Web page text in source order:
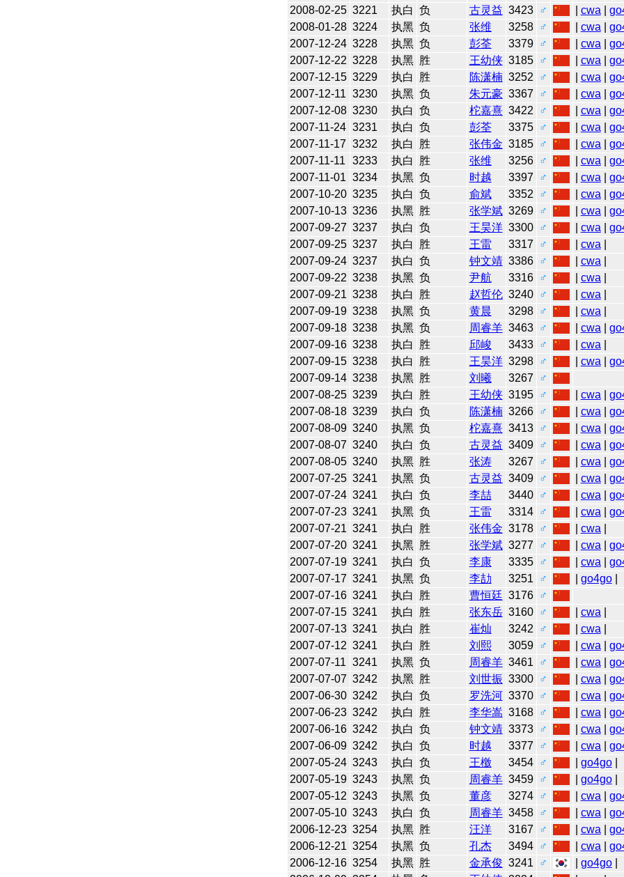
2008-02-25 3221 执白 负 古灵益 3423 ♂ cwa
2008-01-28 3224 执黑 负 张维 3258 ♂ cwa
2007-12-24 3228 执黑 负 彭荃 3379 ♂ cwa
2007-12-22 3228 执黑 胜 王幼侠 3185 ♂ cwa
2007-12-15 3229 执白 胜 陈潇楠 3252 ♂ cwa
2007-12-11 3230 执黑 负 朱元豪 3367 ♂ cwa
2007-12-08 3230 执白 负 柁嘉熹 3422 ♂ cwa
2007-11-24 3231 执白 负 彭荃 3375 ♂ cwa
2007-11-17 3232 执白 胜 张伟金 3185 ♂ cwa
2007-11-11
3233 执白 胜 张维 3256 ♂ cwa
2007-11-01 3234 执黑 负 时越 3397 ♂ cwa
2007-10-20 3235 执白 负 俞斌 3352 ♂ cwa
2007-10-13 3236 执黑 胜 张学斌 3269 ♂ cwa
2007-09-27 3237 执白 负 王昊洋 3300 ♂ cwa
2007-09-25 3237 执白 胜 王雷 3317 ♂ cwa
2007-09-24 3237 执白 负 钟文靖 3386 ♂ cwa
2007-09-22 3238 执黑 负 尹航 3316 ♂ cwa
2007-09-21 3238 执白 胜 赵哲伦 3240 ♂ cwa
2007-09-19 3238 执黑 负 黄晨 3298 ♂ cwa
2007-09-18 3238 执黑 负 周睿羊 3463 ♂ cwa
2007-09-16 3238 执白 胜 邱峻 3433 ♂ cwa
2007-09-15 3238 执白 胜 王昊洋 3298 ♂ cwa
2007-09-14 3238 执黑 胜 刘曦 3267
♂
2007-08-25 3239 执白 胜 王幼侠 3195 ♂ cwa
2007-08-18 3239 执白 负 陈潇楠 3266 ♂ cwa
2007-08-09 3240 执黑 负 柁嘉熹 3413 ♂ cwa
2007-08-07 3240 执白 负 古灵益 3409 ♂ cwa
2007-08-05 3240 执黑 胜 张涛 3267 ♂ cwa
2007-07-25 3241 执黑 负 古灵益 3409 ♂ cwa
2007-07-24 3241 执白 负 李喆 3440 ♂ cwa
2007-07-23 3241 执黑 负 王雷 3314 ♂ cwa
2007-07-21 3241 执白 胜 张伟金 3178 ♂ cwa
2007-07-20 3241 执黑 胜 张学斌 3277 ♂ cwa
2007-07-19 3241 执白 负 李康 3335 ♂ cwa
2007-07-17 3241 执黑 负 李劼 3251 ♂ go4go|
2007-07-16 3241 执白 胜 曹恒廷 3176
♂
2007-07-15 3241 执白 胜 张东岳 3160 ♂ cwa
2007-07-13 3241 执白 胜 崔灿 3242 ♂ cwa
2007-07-12 3241 执白 胜 刘熙 3059 ♂ cwa
2007-07-11 3241 执黑 负 周睿羊 3461 ♂ cwa
2007-07-07 3242 执黑 胜 刘世振 3300 ♂ cwa
2007-06-30 3242 执白 负 罗洗河 3370 ♂ cwa
2007-06-23 3242 执白 胜 李华嵩 3168 ♂ cwa
2007-06-16 3242 执白 负 钟文靖 3373 ♂ cwa
2007-06-09 3242 执白 负 时越 3377 ♂ cwa
2007-05-24 3243 执白 负 王檄 3454 ♂ go4go|
2007-05-19 3243 执黑 负 周睿羊 3459 ♂ go4go|
2007-05-12 3243 执黑 负 董彦 3274 ♂ cwa
2007-05-10 3243 执白 负 周睿羊 3458 ♂ cwa
2006-12-23 3254 执黑 胜 汪洋 3167 ♂ cwa
2006-12-21 3254 执黑 负 孔杰 3494 ♂ cwa
2006-12-16 3254 执黑 胜 金承俊 3241 ♂ go4go|